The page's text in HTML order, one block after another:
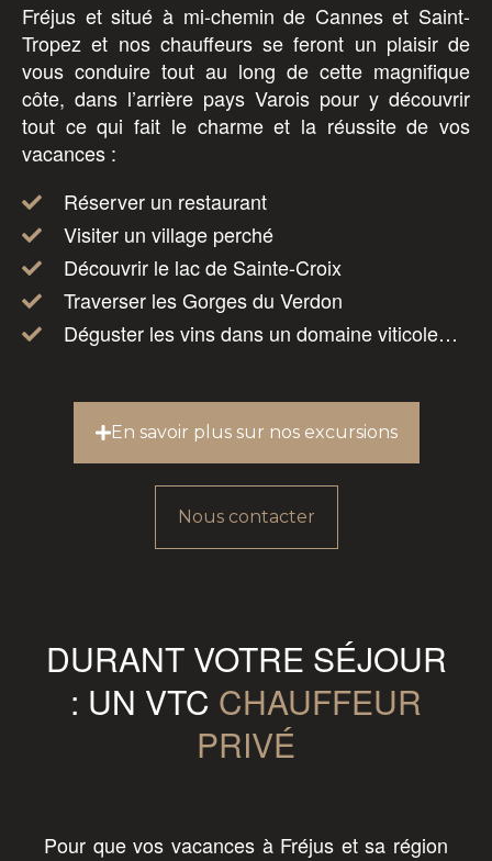
Fréjus et situé à mi-chemin de Cannes et Saint-
Tropez et nos chauffeurs se feront un plaisir de
vous conduire tout au long de cette magnifique
côte, dans l’arrière pays Varois pour y découvrir
tout ce qui fait le charme et la réussite de vos
vacances :
Réserver un restaurant
Visiter un village perché
Découvrir le lac de Sainte-Croix
Traverser les Gorges du Verdon
Déguster les vins dans un domaine viticole…
En savoir plus sur nos excursions
Nous contacter
DURANT VOTRE SÉJOUR
: UN VTC CHAUFFEUR
PRIVÉ
Pour que vos vacances à Fréjus et sa région